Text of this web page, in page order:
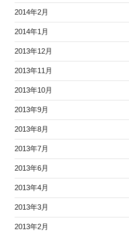
2014年2月
2014年1月
2013年12月
2013年11月
2013年10月
2013年9月
2013年8月
2013年7月
2013年6月
2013年4月
2013年3月
2013年2月